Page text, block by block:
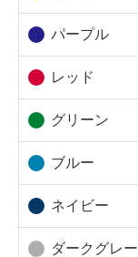
パープル
レッド
グリーン
ブルー
ネイビー
ダークグレー